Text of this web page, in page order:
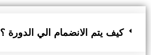
كيف يتم الانضمام الي الدورة ؟